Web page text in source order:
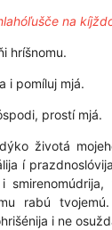
na
hríšnomu.
i pomíluj mjá.
prostí mjá.
životá
í
rabú tvojemú.
i ne